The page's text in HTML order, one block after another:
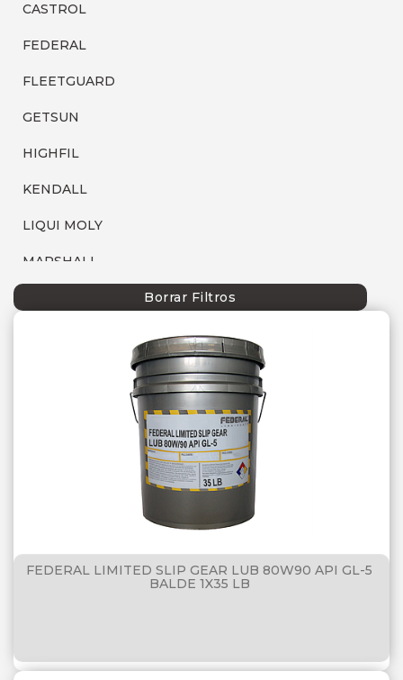
CASTROL
FEDERAL
FLEETGUARD
GETSUN
HIGHFIL
KENDALL
LIQUI MOLY
MARSHALL
Borrar Filtros
FEDERAL LIMITED SLIP GEAR LUB 80W90 API GL-5
BALDE 1X35 LB